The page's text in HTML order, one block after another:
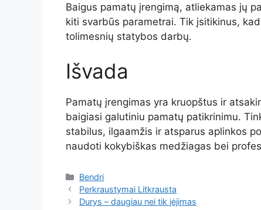
Baigus pamatų įrengimą, atliekamas jų
kiti svarbūs parametrai. Tik įsitikinus,
tolimesnių statybos darbų.
Išvada
Pamatų įrengimas yra kruopštus ir
baigiasi galutiniu pamatų patikrinimu.
stabilus, ilgaamžis ir atsparus aplinkos
naudoti kokybiškas medžiagas bei
Kategorijos
Bendri
Perkraustymai Litkrausta
Durys – daugiau nei tik įėjimas